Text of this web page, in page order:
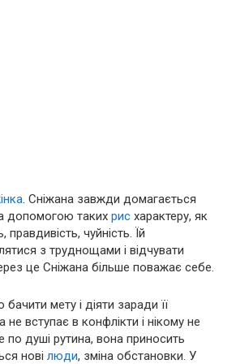
. Сніжана завжди домагається
допомогою таких рис характеру, як
правдивість, чуйність. Їй
з труднощами і відчувати
це Сніжана більше поважає себе.
мету і діяти заради її
не вступає в конфлікти і нікому не
по душі рутина, вона приносить
нові люди, зміна обстановки. У